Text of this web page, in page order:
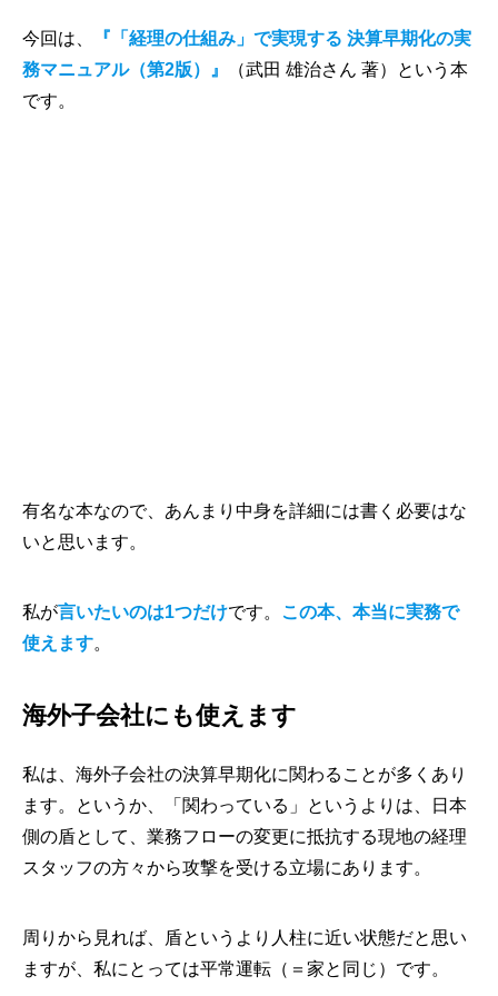
今回は、
『「経理の仕組み」で実現する 決算早期化の実
務マニュアル（第2版）』
（武田 雄治さん 著）という本
です。
有名な本なので、あんまり中身を詳細には書く必要はな
いと思います。
私が言いたいのは1つだけです。 この本、本当に実務で
使えます。
海外子会社にも使えます
私は、海外子会社の決算早期化に関わることが多くあり
ます。というか、「関わっている」というよりは、日本
側の盾として、業務フローの変更に抵抗する現地の経理
スタッフの方々から攻撃を受ける立場にあります。
周りから見れば、盾というより人柱に近い状態だと思い
ますが、私にとっては平常運転（＝家と同じ）です。